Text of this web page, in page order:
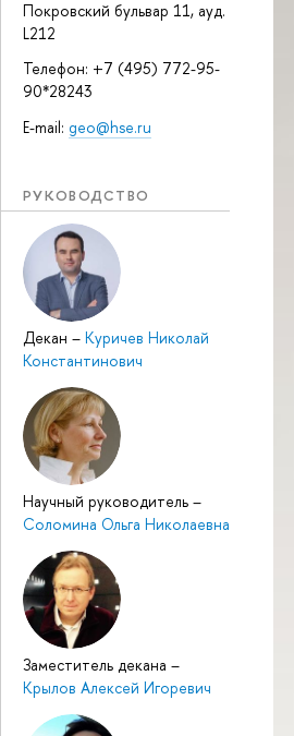
Покровский бульвар 11, ауд.
L212
Телефон: +7 (495) 772-95-
90*28243
E-mail: geo@hse.ru
РУКОВОДСТВО
Декан – Куричев Николай
Константинович
Научный руководитель –
Соломина Ольга Николаевна
Заместитель декана –
Крылов Алексей Игоревич